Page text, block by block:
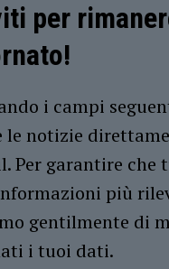
per
i campi
le notizie
Per garantire che
più
gentilmente di
i tuoi dati.